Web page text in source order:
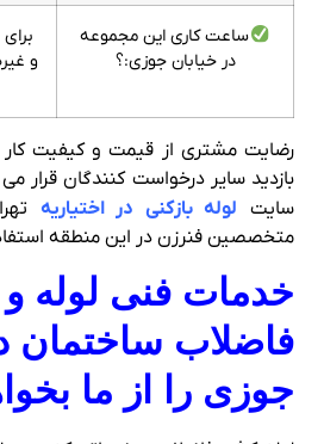
ساعت کاری این مجموعه
در خیابان جوزی:؟
رضایت مشتری از قیمت و کیفیت کار
بازدید سایر درخواست کنندگان قرار
سایت لوله بازکنی در اختیاریه
متخصصین فنرزن در این منطقه
خدمات فنی لوله و
فاضلاب ساختمان
جوزی را از ما